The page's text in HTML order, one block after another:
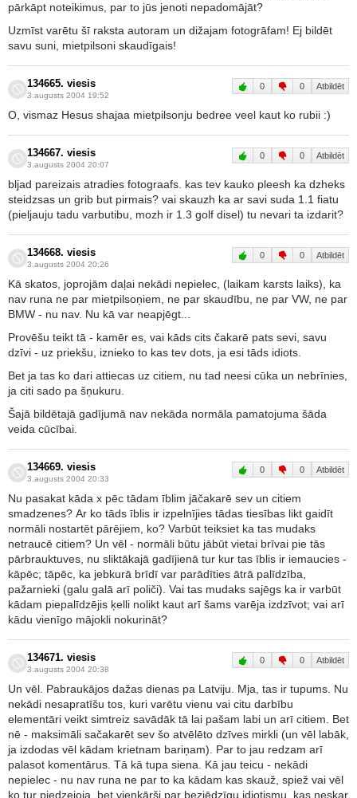
pārkāpt noteikimus, par to jūs jenoti nepadomājāt?
Uzmīst varētu šī raksta autoram un dižajam fotogrāfam! Ej bildēt
savu suni, mietpilsoni skaudīgais!
134665. viesis
3.augusts 2004 19:52
0 0 Atbildēt
O, vismaz Hesus shajaa mietpilsonju bedree veel kaut ko rubii :)
134667. viesis
3.augusts 2004 20:07
0 0 Atbildēt
bljad pareizais atradies fotograafs. kas tev kauko pleesh ka dzheks
steidzsas un grib but pirmais? vai skauzh ka ar savi suda 1.1 fiatu
(pieljauju tadu varbutibu, mozh ir 1.3 golf disel) tu nevari ta izdarit?
134668. viesis
3.augusts 2004 20:26
0 0 Atbildēt
Kā skatos, joprojām daļai nekādi nepielec, (laikam karsts laiks), ka
nav runa ne par mietpilsoņiem, ne par skaudību, ne par VW, ne par
BMW - nu nav. Nu kā var neapjēgt...
Provēšu teikt tā - kamēr es, vai kāds cits čakarē pats sevi, savu
dzīvi - uz priekšu, iznieko to kas tev dots, ja esi tāds idiots.
Bet ja tas ko dari attiecas uz citiem, nu tad neesi cūka un nebrīnies,
ja citi sado pa šņukuru.
Šajā bildētajā gadījumā nav nekāda normāla pamatojuma šāda
veida cūcībai.
134669. viesis
3.augusts 2004 20:33
0 0 Atbildēt
Nu pasakat kāda x pēc tādam īblim jāčakarē sev un citiem
smadzenes? Ar ko tāds īblis ir izpelnījies tādas tiesības likt gaidīt
normāli nostartēt pārējiem, ko? Varbūt teiksiet ka tas mudaks
netraucē citiem? Un vēl - normāli būtu jābūt vietai brīvai pie tās
pārbrauktuves, nu sliktākajā gadījienā tur kur tas īblis ir iemaucies -
kāpēc; tāpēc, ka jebkurā brīdī var parādīties ātrā palīdzība,
pažarnieki (galu galā arī poliči). Vai tas mudaks sajēgs ka ir varbūt
kādam piepalīdzējis ķelli nolikt kaut arī šams varēja izdzīvot; vai arī
kādu vienīgo mājokli nokurināt?
134671. viesis
3.augusts 2004 20:38
0 0 Atbildēt
Un vēl. Pabraukājos dažas dienas pa Latviju. Mja, tas ir tupums. Nu
nekādi nesapratīšu tos, kuri varētu vienu vai citu darbību
elementāri veikt simtreiz savādāk tā lai pašam labi un arī citiem. Bet
nē - maksimāli sačakarēt sev šo atvēlēto dzīves mirkli (un vēl labāk,
ja izdodas vēl kādam krietnam bariņam). Par to jau redzam arī
palasot komentārus. Tā kā tupa siena. Kā jau teicu - nekādi
nepielec - nu nav runa ne par to ka kādam kas skauž, spiež vai vēl
ko tur piedzejoja, bet vienkārši par bezjēdzīgu idiotismu, kas neskar